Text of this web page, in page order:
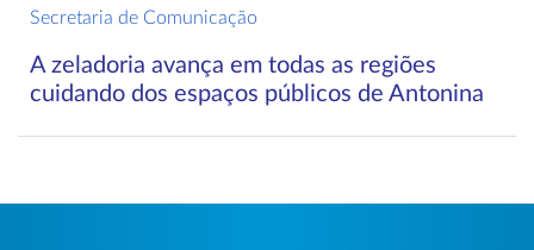
Secretaria de Comunicação
A zeladoria avança em todas as regiões
cuidando dos espaços públicos de Antonina